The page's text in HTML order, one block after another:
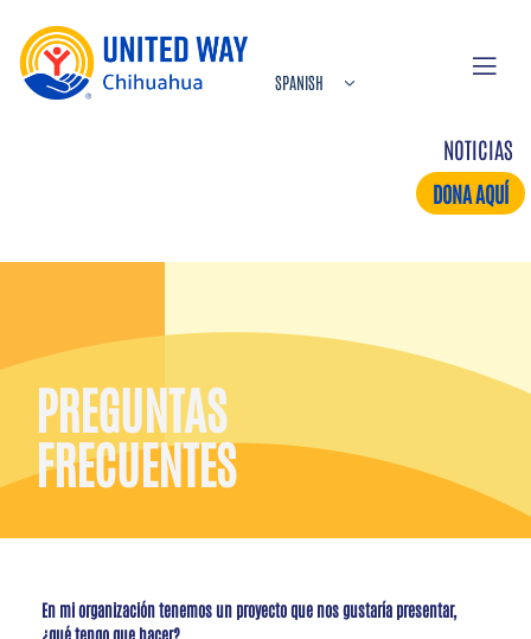
NOTICIAS
DONA AQUÍ
PREGUNTAS
FRECUENTES
En mi organización tenemos un proyecto que nos gustaría presentar,
¿qué tengo que hacer?